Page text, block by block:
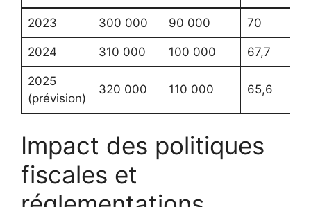
2023 300 000 90 000 70
2024 310 000 100 000 67,7
2025
(prévision)
320 000 110 000 65,6
Impact des politiques
fiscales et